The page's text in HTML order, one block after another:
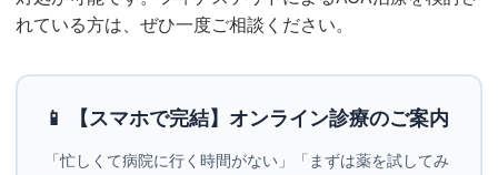
れている方は、ぜひ一度ご相談ください。
📱 【スマホで完結】オンライン診療のご案内
「忙しくて病院に行く時間がない」「まずは薬を試してみ